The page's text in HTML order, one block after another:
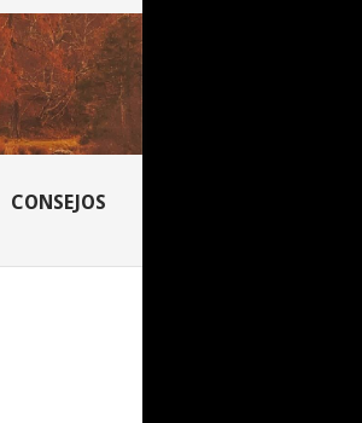
CONSEJOS